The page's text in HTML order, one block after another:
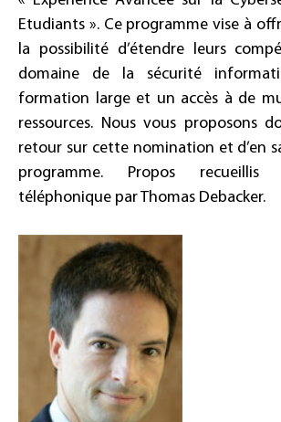
Etudiants ». Ce programme vise à
la possibilité d’étendre leurs
domaine de la sécurité
formation large et un accès à de
ressources. Nous vous proposons
retour sur cette nomination et d’en
programme. Propos
téléphonique par Thomas Debacker.